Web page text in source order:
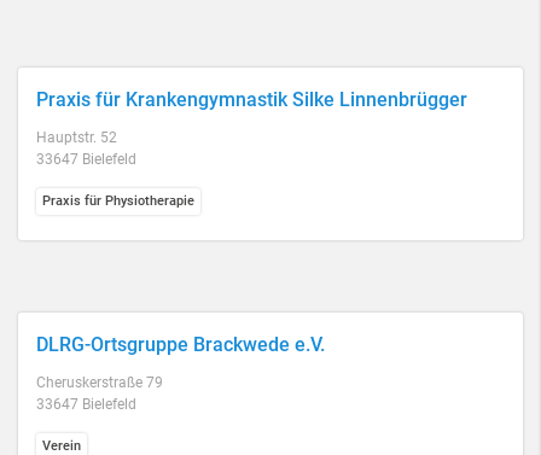
Praxis für Krankengymnastik Silke Linnenbrügger
Hauptstr. 52
33647 Bielefeld
Praxis für Physiotherapie
DLRG-Ortsgruppe Brackwede e.V.
Cheruskerstraße 79
33647 Bielefeld
Verein